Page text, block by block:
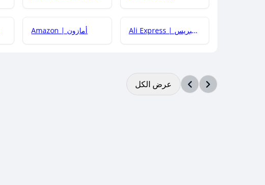
Amazon | أمازون Ali Express | علي إكسبريس
عرض الكل